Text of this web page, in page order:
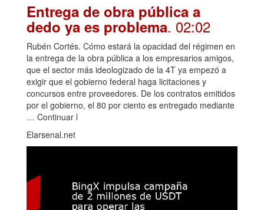
Entrega de obra pública a
dedo ya es problema. 02:02
Rubén Cortés. Cómo estará la opacidad del régimen en
la entrega de la obra pública a los empresarios amigos,
que el sector más ideologizado de la 4T ya empezó a
exigir que el gobierno federal haga licitaciones y
concursos entre proveedores. De los contratos emitidos
por el gobierno, el 80 por ciento es entregado mediante
… Continuar l
Elarsenal.net